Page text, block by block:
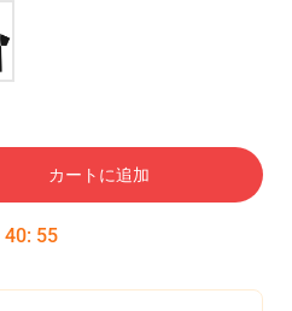
カートに追加
40: 54